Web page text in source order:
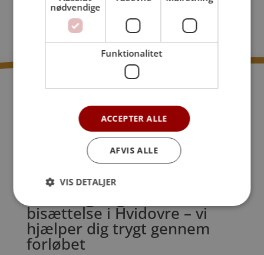
bisættelse i Hvidovre – vi
hjælper dig trygt gennem
forløbet
nødvendige
Funktionalitet
ACCEPTER ALLE
AFVIS ALLE
VIS DETALJER